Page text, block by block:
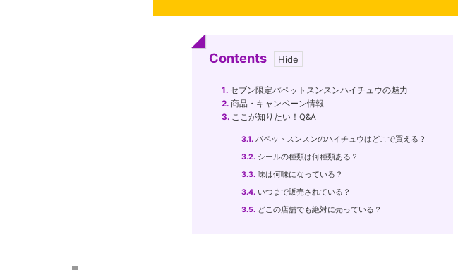
Contents
1. セブン限定パペットスンスンハイチュウの魅力
2. 商品・キャンペーン情報
3. ここが知りたい！Q&A
3.1. パペットスンスンのハイチュウはどこで買える？
3.2. シールの種類は何種類ある？
3.3. 味は何味になっている？
3.4. いつまで販売されている？
3.5. どこの店舗でも絶対に売っている？